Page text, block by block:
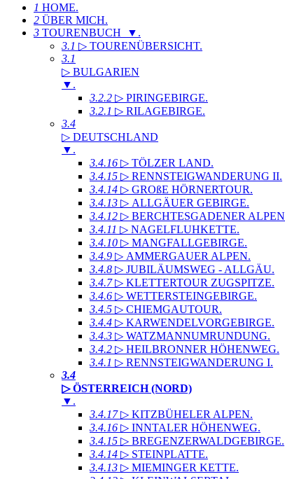
1 HOME.
2 ÜBER MICH.
3 TOURENBUCH ▼ .
3.1 ▷ TOURENÜBERSICHT.
3.1
▷ BULGARIEN
▼ .
3.2.2 ▷ PIRINGEBIRGE.
3.2.1 ▷ RILAGEBIRGE.
3.4
▷ DEUTSCHLAND
▼ .
3.4.16 ▷ TÖLZER LAND.
3.4.15 ▷ RENNSTEIGWANDERUNG II.
3.4.14 ▷ GROßE HÖRNERTOUR.
3.4.13 ▷ ALLGÄUER GEBIRGE.
3.4.12 ▷ BERCHTESGADENER ALPEN
3.4.11 ▷ NAGELFLUHKETTE.
3.4.10 ▷ MANGFALLGEBIRGE.
3.4.9 ▷ AMMERGAUER ALPEN.
3.4.8 ▷ JUBILÄUMSWEG - ALLGÄU.
3.4.7▷ KLETTERTOUR ZUGSPITZE.
3.4.6 ▷ WETTERSTEINGEBIRGE.
3.4.5 ▷ CHIEMGAUTOUR.
3.4.4 ▷ KARWENDELVORGEBIRGE.
3.4.3 ▷ WATZMANNUMRUNDUNG.
3.4.2 ▷ HEILBRONNER HÖHENWEG.
3.4.1 ▷ RENNSTEIGWANDERUNG I.
3.4
▷ ÖSTERREICH (NORD)
▼ .
3.4.17▷ KITZBÜHELER ALPEN.
3.4.16 ▷ INNTALER HÖHENWEG.
3.4.15 ▷ BREGENZERWALDGEBIRGE.
3.4.14 ▷ STEINPLATTE.
3.4.13 ▷ MIEMINGER KETTE.